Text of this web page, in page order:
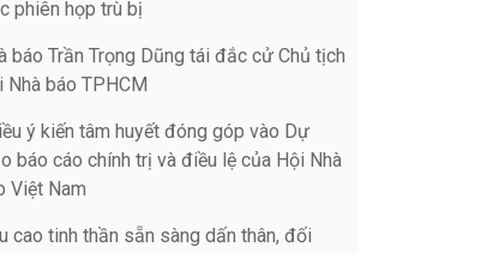
phiên họp trù bị
báo Trần Trọng Dũng tái đắc cử Chủ tịch
Nhà báo TPHCM
ý kiến tâm huyết đóng góp vào Dự
báo cáo chính trị và điều lệ của Hội Nhà
Việt Nam
cao tinh thần sẵn sàng dấn thân, đối